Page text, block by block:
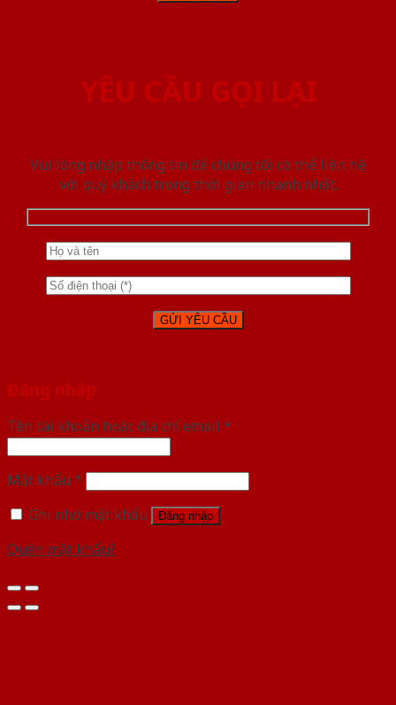
YÊU CẦU GỌI LẠI
Vui lòng nhập thông tin để chúng tôi có thể liên hệ
với quý khách trong thời gian nhanh nhất.
Đăng nhập
Tên tài khoản hoặc địa chỉ email *
Mật khẩu *
Ghi nhớ mật khẩu
Đăng nhập
Quên mật khẩu?